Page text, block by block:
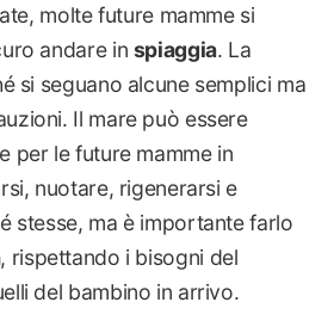
molte future mamme si
andare in spiaggia. La
si seguano alcune semplici ma
Il mare può essere
per le future mamme in
nuotare, rigenerarsi e
stesse, ma è importante farlo
, rispettando i bisogni del
del bambino in arrivo.